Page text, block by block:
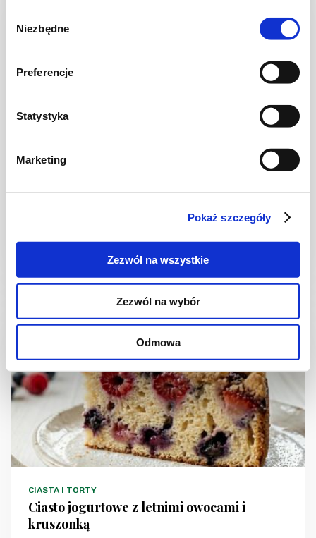
zgody
Niezbędne
Preferencje
Statystyka
Marketing
Pokaż szczegóły
Zezwól na wszystkie
Zezwól na wybór
Odmowa
CIASTA I TORTY
frużeliną
4954 kcal
CIASTA I TORTY
Ciasto jogurtowe z letnimi owocami i
kruszonką